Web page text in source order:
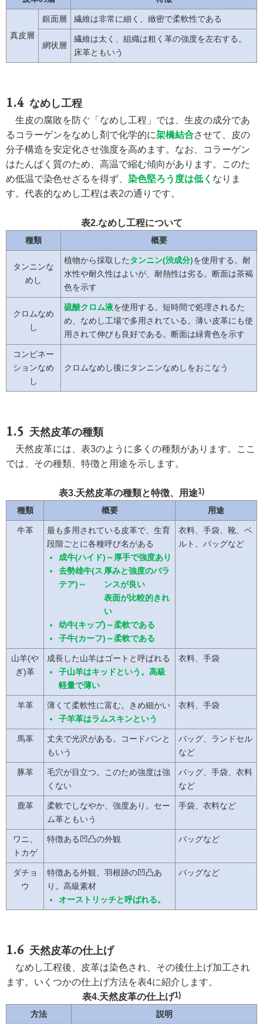
真皮層
銀面層 繊維は非常に細く、緻密で柔軟性である
網状層
繊維は太く、組織は粗く革の強度を左右する。
床革ともいう
なめし工程
生皮の腐敗を防ぐ「なめし工程」では、生皮の成分であ
るコラーゲンをなめし剤で化学的に架橋結合させて、皮の
分子構造を安定化させ強度を高めます。なお、コラーゲン
はたんぱく質のため、高温で縮む傾向があります。このた
め低温で染色せざるを得ず、 染色堅ろう度は低く なりま
す。代表的なめし工程は表2の通りです。
表2.なめし工程について
種類 概要
タンニンな
めし
植物から採取したタンニン(渋成分)を使用する。耐
水性や耐久性はよいが、耐熱性は劣る。断面は茶褐
色を示す
クロムなめ
し
硫酸クロム液を使用する。短時間で処理されるた
め、なめし工場で多用されている。薄い皮革にも使
用されて伸びも良好である。断面は緑青色を示す
コンビネー
ションなめ
し
クロムなめし後にタンニンなめしをおこなう
天然皮革の種類
天然皮革には、表3のように多くの種類があります。ここ
では、その種類、特徴と用途を示します。
表3.天然皮革の種類と特徴、用途1)
種類 概要 用途
牛革
最も多用されている皮革で、生育
段階ごとに各種呼び名がある
成牛(ハイド)～厚手で強度あり
去勢雄牛(ス
テア)～
厚みと強度のバラ
ンスが良い
表面が比較的きれ
い
幼牛(キップ)～柔軟である
子牛(カーフ)～柔軟である
衣料、手袋、靴、ベ
ルト、バッグなど
山羊(や
ぎ)革
成長した山羊はゴートと呼ばれる
子山羊はキッドという。高級
軽量で薄い
衣料、手袋
羊革
薄くて柔軟性に富む。きめ細かい
子羊革はラムスキンという
衣料、手袋
馬革
丈夫で光沢がある。コードバンと
もいう
バッグ、ランドセル
など
豚革
毛穴が目立つ。このため強度は強
くない
バッグ、手袋、衣料
など
鹿革
柔軟でしなやか、強度あり。セー
ム革ともいう
手袋、衣料など
ワニ、
トカゲ
特徴ある凹凸の外観 バッグなど
ダチョ
ウ
特徴ある外観、羽根跡の凹凸あ
り。高級素材
オーストリッチと呼ばれる。
バッグなど
天然皮革の仕上げ
なめし工程後、皮革は染色され、その後仕上げ加工され
ます。いくつかの仕上げ方法を表4に紹介します。
表4.天然皮革の仕上げ1)
方法 説明